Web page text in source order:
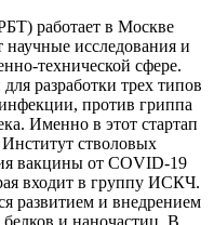
работает в Москве
исследования и
технической сфере.
разработки трех типов
против гриппа
Именно в этот стартап
Институт стволовых
вакцины от COVID-19
входит в группу ИСКЧ.
развитием и внедрением
и наночастиц. В